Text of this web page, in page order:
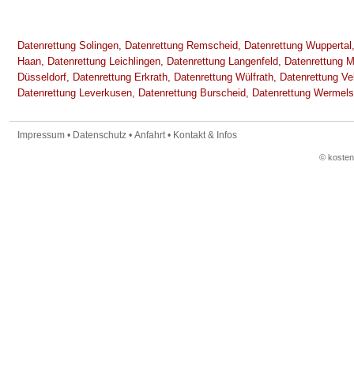
Datenrettung Solingen, Datenrettung Remscheid, Datenrettung Wuppertal,
Haan, Datenrettung Leichlingen, Datenrettung Langenfeld, Datenrettung
Düsseldorf, Datenrettung Erkrath, Datenrettung Wülfrath, Datenrettung
Datenrettung Leverkusen, Datenrettung Burscheid, Datenrettung
Impressum • Datenschutz • Anfahrt• Kontakt & Infos
©